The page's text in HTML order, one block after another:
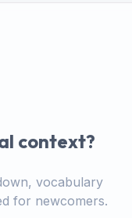
context?
vocabulary
for newcomers.